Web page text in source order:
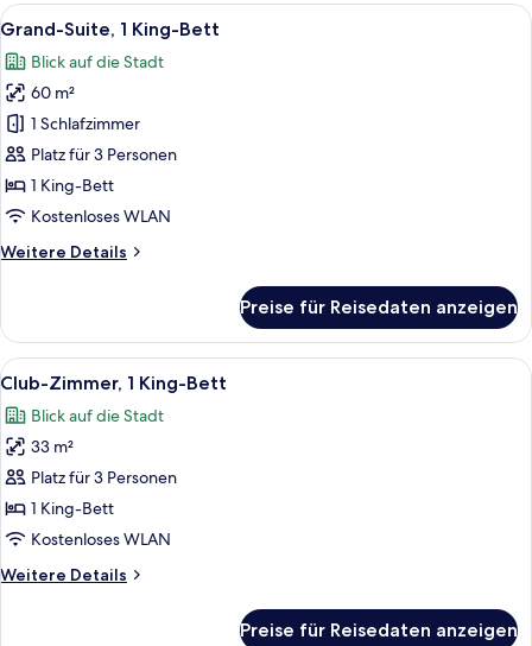
Alle
Fotos
für
Grand-
Suite,
1 King-
Bett
anzeigen
Ein Hotelzimmer mit einem Bett,
10
Grand-Suite, 1 King-Bett
Blick auf die Stadt
60 m²
1 Schlafzimmer
Platz für 3 Personen
1 King-Bett
Kostenloses WLAN
Weitere Details
Weitere
Suite,
1 King-
Bett
Preise für Reisedaten anzeigen
Alle
Fotos
für
Club-
Zimmer,
1 King-
Bett
Ein Hotelzimmer mit einem großen
9
Club-Zimmer, 1 King-Bett
Blick auf die Stadt
33 m²
Platz für 3 Personen
1 King-Bett
Kostenloses WLAN
Weitere Details
Weitere
Preise für Reisedaten anzeigen